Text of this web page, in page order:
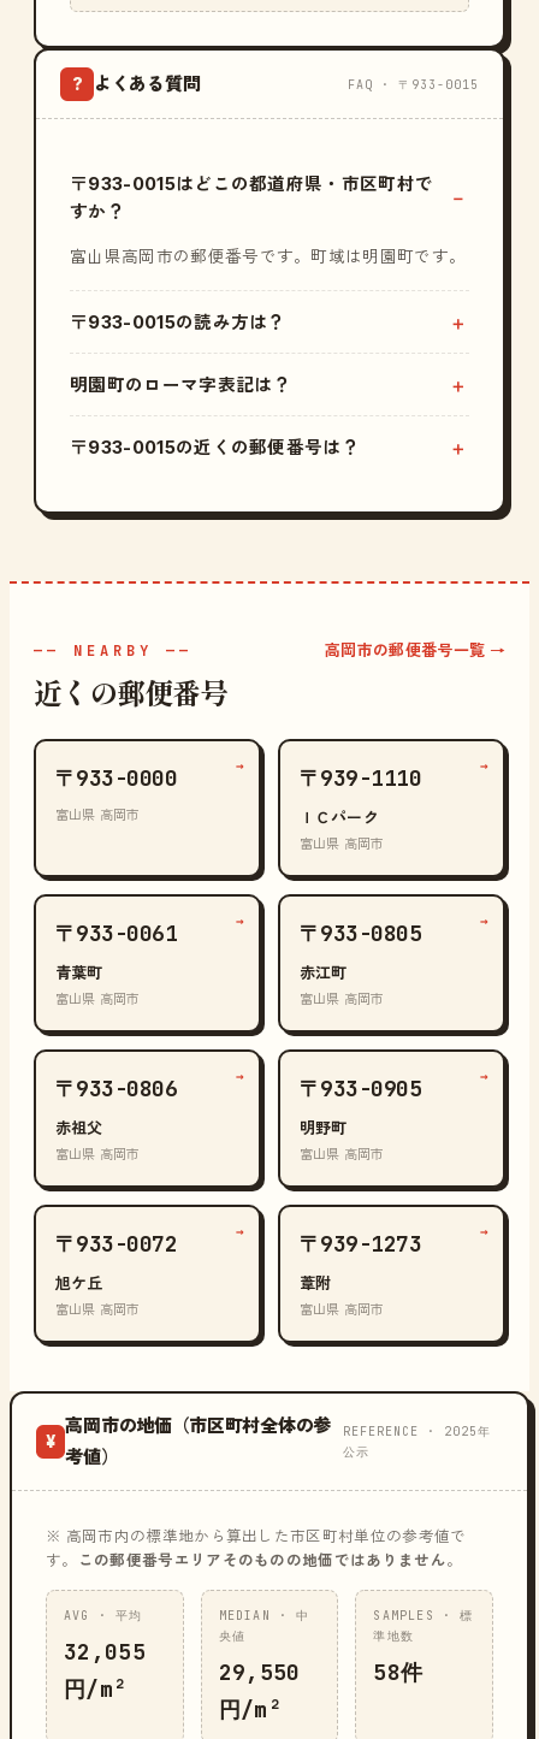
? よくある質問 FAQ · 〒933-0015
〒933-0015はどこの都道府県・市区町村で
すか？
富山県高岡市の郵便番号です。町域は明園町です。
〒933-0015の読み方は？
明園町のローマ字表記は？
〒933-0015の近くの郵便番号は？
—— NEARBY ——
近くの郵便番号
高岡市の郵便番号一覧 →
〒933-0000
富山県 高岡市
→ 〒939-1110
ＩＣパーク
富山県 高岡市
→
〒933-0061
青葉町
富山県 高岡市
→ 〒933-0805
赤江町
富山県 高岡市
→
〒933-0806
赤祖父
富山県 高岡市
→ 〒933-0905
明野町
富山県 高岡市
→
〒933-0072
旭ケ丘
富山県 高岡市
→ 〒939-1273
葦附
富山県 高岡市
→
¥
高岡市の地価（市区町村全体の参
考値）
REFERENCE · 2025年
公示
※ 高岡市内の標準地から算出した市区町村単位の参考値で
す。
この郵便番号エリアそのものの地価ではありません。
AVG · 平均
32,055
円/m²
MEDIAN · 中
央値
29,550
円/m²
SAMPLES · 標
準地数
58件